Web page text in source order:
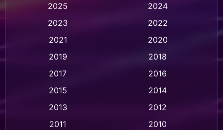
Animation แอนิเมชัน (1)
Animation แอนิเมชั่น (1)
2025
2024
2023
2022
2021
2020
2019
2018
2017
2016
2015
2014
2013
2012
2011
2010